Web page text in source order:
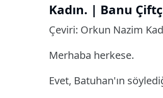
Kadın. | Banu
Çeviri: Orkun Nazim
Merhaba herkese.
Evet, Batuhan'ın